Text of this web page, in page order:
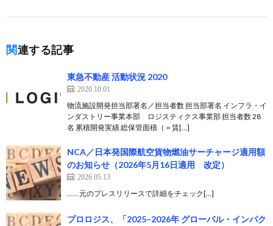
関連する記事
東急不動産 活動状況 2020
2020.10.01
物流施設開発担当部署名／担当者数 担当部署名 インフラ・イ
ンダストリー事業本部 ロジスティクス事業部 担当者数 28
名 累積開発実績 総保管面積（＝賃[…]
NCA／日本発国際航空貨物燃油サーチャージ適用額
のお知らせ（2026年5月16日適用 改定）
2026.05.13
…… 元のプレスリリースで詳細をチェック[…]
プロロジス、「2025–2026年 グローバル・インパク